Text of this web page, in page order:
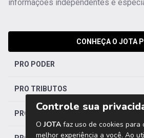
informações independentes e
CONHEÇA O JOTA
PRO PODER
PRO TRIBUTOS
PRO TRABALHISTA